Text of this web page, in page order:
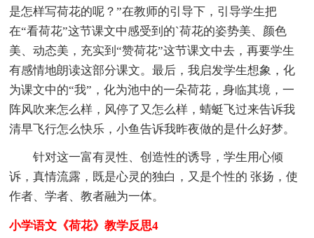
是怎样写荷花的呢？”在教师的引导下，引导学生把
在“看荷花”这节课文中感受到的`荷花的姿势美、颜色
美、动态美，充实到“赞荷花”这节课文中去，再要学生
有感情地朗读这部分课文。最后，我启发学生想象，化
为课文中的“我”，化为池中的一朵荷花，身临其境，一
阵风吹来怎么样，风停了又怎么样，蜻蜓飞过来告诉我
清早飞行怎么快乐，小鱼告诉我昨夜做的是什么好梦。
针对这一富有灵性、创造性的诱导，学生用心倾
诉，真情流露，既是心灵的独白，又是个性的 张扬，使
作者、学者、教者融为一体。
小学语文《荷花》教学反思4